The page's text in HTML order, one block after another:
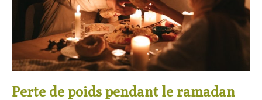
Perte de poids pendant le ramadan